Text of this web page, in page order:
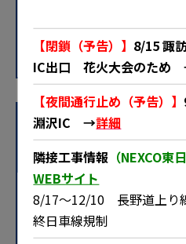
10/13（火）9時
→10/31（土）6時
安曇野IC
【閉鎖（予告）】 8/15 諏
IC出口 花火大会のた
【夜間通行止め（予告）】
淵沢IC →詳細
隣接工事情報 （NEXCO
WEBサイト
8/17～12/10 長野道上
終日車線規制